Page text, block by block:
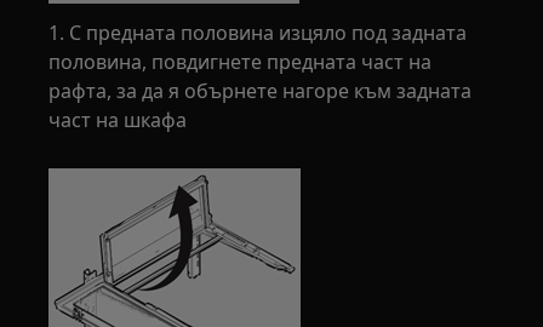
1. С предната половина изцяло под задната
половина, повдигнете предната част на
рафта, за да я обърнете нагоре към задната
част на шкафа